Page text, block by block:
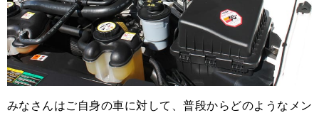
みなさんはご自身の車に対して、普段からどのようなメン